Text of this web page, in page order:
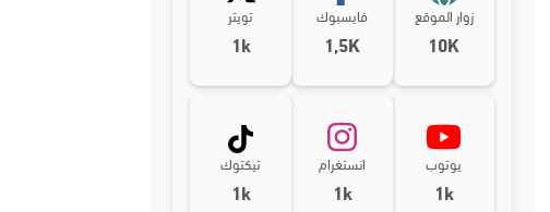
زوار الموقع
10K
فايسبوك
1,5K
تويتر
1k
يوتوب
1k
انستغرام
1k
تيكتوك
1k